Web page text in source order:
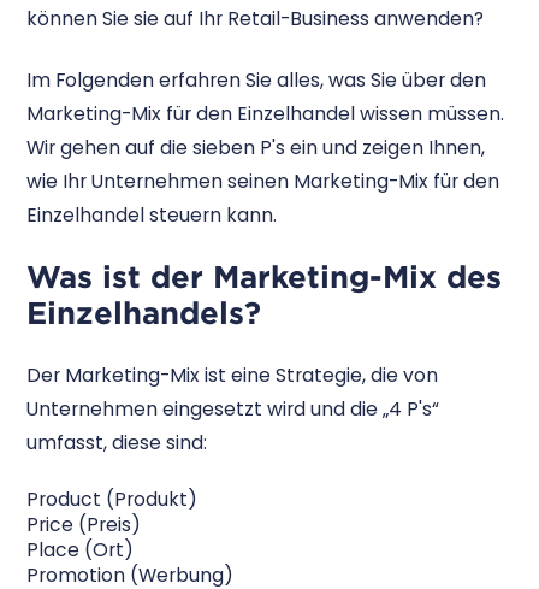
können Sie sie auf Ihr Retail-Business anwenden?
Im Folgenden erfahren Sie alles, was Sie über den
Marketing-Mix für den Einzelhandel wissen müssen.
Wir gehen auf die sieben P's ein und zeigen Ihnen,
wie Ihr Unternehmen seinen Marketing-Mix für den
Einzelhandel steuern kann.
Was ist der Marketing-Mix des
Einzelhandels?
Der Marketing-Mix ist eine Strategie, die von
Unternehmen eingesetzt wird und die „4 P's“
umfasst, diese sind:
Product (Produkt)
Price (Preis)
Place (Ort)
Promotion (Werbung)